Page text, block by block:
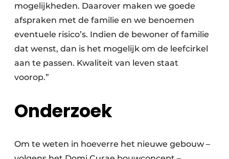
mogelijkheden. Daarover maken we goede
afspraken met de familie en we benoemen
eventuele risico’s. Indien de bewoner of familie
dat wenst, dan is het mogelijk om de leefcirkel
aan te passen. Kwaliteit van leven staat
voorop.”
Onderzoek
Om te weten in hoeverre het nieuwe gebouw –